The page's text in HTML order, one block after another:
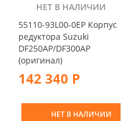
НЕТ В НАЛИЧИИ
55110-93L00-0EP Корпус
редуктора Suzuki
DF250AP/DF300AP
(оригинал)
142 340 Р
НЕТ В НАЛИЧИИ